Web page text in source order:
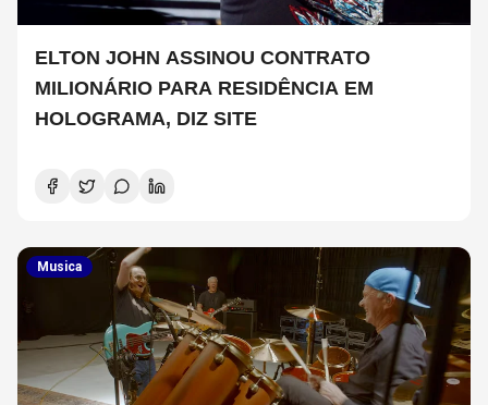
ELTON JOHN ASSINOU CONTRATO
MILIONÁRIO PARA RESIDÊNCIA EM
HOLOGRAMA, DIZ SITE
Musica